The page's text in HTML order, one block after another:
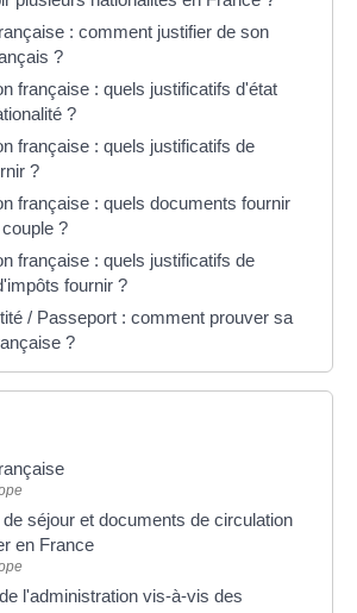
: comment justifier de son
?
française : quels justificatifs d'état
?
française : quels justificatifs de
?
française : quels documents fournir
?
française : quels justificatifs de
fournir ?
/ Passeport : comment prouver sa
?
séjour et documents de circulation
en France
l'administration vis-à-vis des